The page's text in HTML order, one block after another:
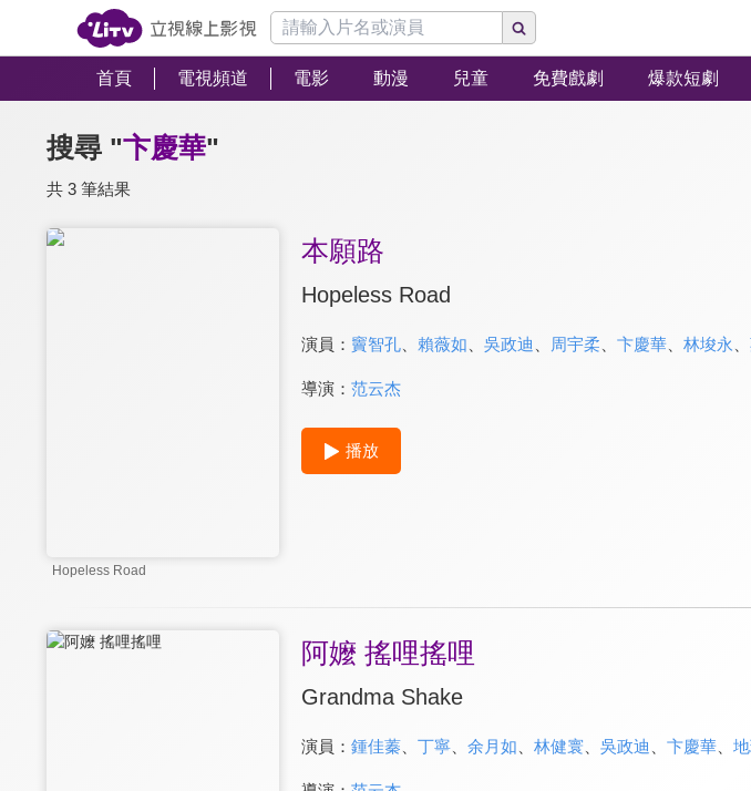
首頁 電視頻道 電影 動漫 兒童 免費戲劇 爆款短劇
搜尋 "卞慶華"
共 3 筆結果
Hopeless Road
本願路
Hopeless Road
演員： 竇智孔、 賴薇如 吳政迪 周宇柔 卞慶華、 林埈永
導演： 范云杰
播放
阿嬤 搖哩搖哩
Grandma Shake
演員： 鍾佳蓁、 丁寧、 余月如 林健寰、 吳政迪 卞慶華、